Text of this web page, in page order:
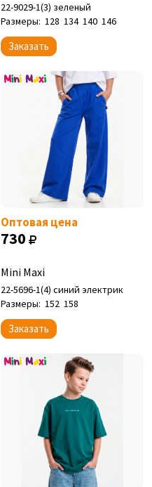
22-9029-1(3) зеленый
Размеры: 128 134 140 146
Заказать
Оптовая цена
730
Mini Maxi
22-5696-1(4) синий электрик
Размеры: 152 158
Заказать